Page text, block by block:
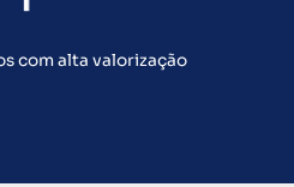
com alta valorização